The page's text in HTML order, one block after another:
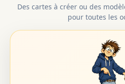
Des cartes à créer ou des
pour toutes les